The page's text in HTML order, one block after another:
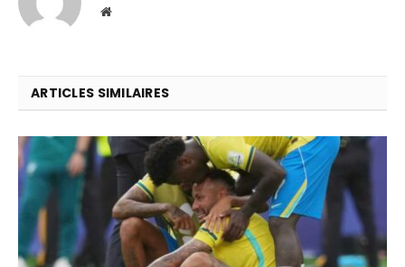
Website
ARTICLES SIMILAIRES